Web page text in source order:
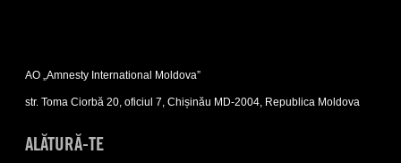
Contacte
sub-
list
AO „Amnesty International Moldova”
str. Toma Ciorbă 20, oficiul 7, Chișinău MD-2004, Republica Moldova
ALĂTURĂ-TE